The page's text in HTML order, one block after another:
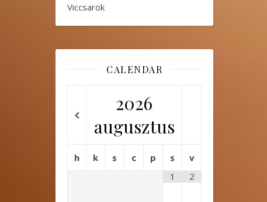
Viccsarok
CALENDAR
2026
augusztus
h k s c p s
v
1
2